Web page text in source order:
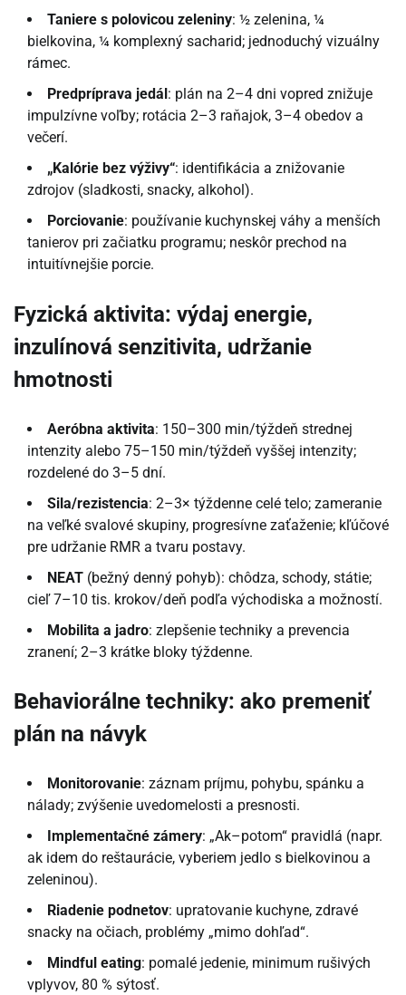
Taniere s polovicou zeleniny: ½ zelenina, ¼
bielkovina, ¼ komplexný sacharid; jednoduchý vizuálny
rámec.
Predpríprava jedál: plán na 2–4 dni vopred znižuje
impulzívne voľby; rotácia 2–3 raňajok, 3–4 obedov a
večerí.
„Kalórie bez výživy“: identifikácia a znižovanie
zdrojov (sladkosti, snacky, alkohol).
Porciovanie: používanie kuchynskej váhy a menších
tanierov pri začiatku programu; neskôr prechod na
intuitívnejšie porcie.
Fyzická aktivita: výdaj energie,
inzulínová senzitivita, udržanie
hmotnosti
Aeróbna aktivita: 150–300 min/týždeň strednej
intenzity alebo 75–150 min/týždeň vyššej intenzity;
rozdelené do 3–5 dní.
Sila/rezistencia: 2–3× týždenne celé telo; zameranie
na veľké svalové skupiny, progresívne zaťaženie; kľúčové
pre udržanie RMR a tvaru postavy.
NEAT (bežný denný pohyb): chôdza, schody, státie;
cieľ 7–10 tis. krokov/deň podľa východiska a možností.
Mobilita a jadro: zlepšenie techniky a prevencia
zranení; 2–3 krátke bloky týždenne.
Behaviorálne techniky: ako premeniť
plán na návyk
Monitorovanie: záznam príjmu, pohybu, spánku a
nálady; zvýšenie uvedomelosti a presnosti.
Implementačné zámery: „Ak–potom“ pravidlá (napr.
ak idem do reštaurácie, vyberiem jedlo s bielkovinou a
zeleninou).
Riadenie podnetov: upratovanie kuchyne, zdravé
snacky na očiach, problémy „mimo dohľad“.
Mindful eating: pomalé jedenie, minimum rušivých
vplyvov, 80 % sýtosť.